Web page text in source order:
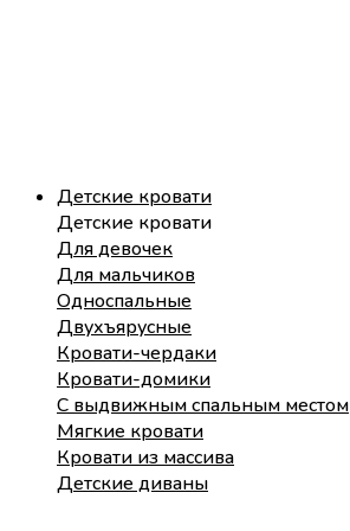
Детские кровати
Детские кровати
Для девочек
Для мальчиков
Односпальные
Двухъярусные
Кровати-чердаки
Кровати-домики
С выдвижным спальным местом
Мягкие кровати
Кровати из массива
Детские диваны